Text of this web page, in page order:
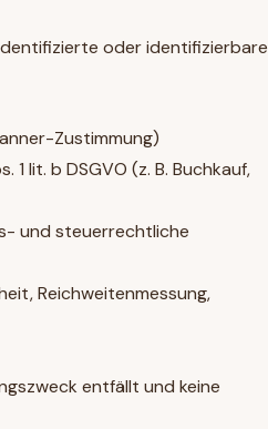
oder identifizierbare
Zustimmung)
1 lit. b DSGVO (z. B. Buchkauf,
und steuerrechtliche
Reichweitenmessung,
entfällt und keine